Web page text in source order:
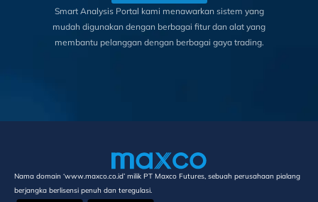
Smart Analysis Portal kami menawarkan sistem yang
mudah digunakan dengan berbagai fitur dan alat yang
membantu pelanggan dengan berbagai gaya trading.
Nama domain ‘www.maxco.co.id’ milik PT Maxco Futures, sebuah perusahaan pialang
berjangka berlisensi penuh dan teregulasi.